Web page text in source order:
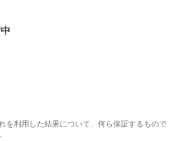
を利用した結果について、何ら保証するもので